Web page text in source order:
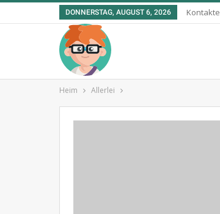
DONNERSTAG, AUGUST 6, 2026 Kontakte
Heim Allerlei